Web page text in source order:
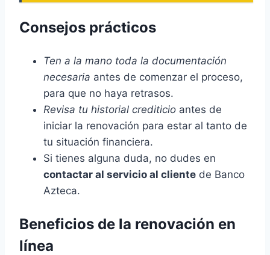
Consejos prácticos
Ten a la mano toda la documentación
necesaria antes de comenzar el proceso,
para que no haya retrasos.
Revisa tu historial crediticio antes de
iniciar la renovación para estar al tanto de
tu situación financiera.
Si tienes alguna duda, no dudes en
contactar al servicio al cliente de Banco
Azteca.
Beneficios de la renovación en
línea